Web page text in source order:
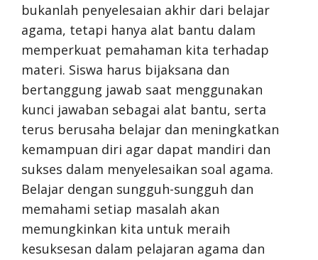
bukanlah penyelesaian akhir dari belajar
agama, tetapi hanya alat bantu dalam
memperkuat pemahaman kita terhadap
materi. Siswa harus bijaksana dan
bertanggung jawab saat menggunakan
kunci jawaban sebagai alat bantu, serta
terus berusaha belajar dan meningkatkan
kemampuan diri agar dapat mandiri dan
sukses dalam menyelesaikan soal agama.
Belajar dengan sungguh-sungguh dan
memahami setiap masalah akan
memungkinkan kita untuk meraih
kesuksesan dalam pelajaran agama dan